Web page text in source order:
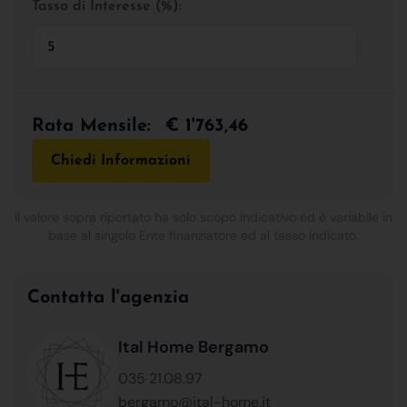
Tasso di Interesse (%):
Rata Mensile: € 1'763,46
Chiedi Informazioni
Contatta l'agenzia
Ital Home Bergamo
035 21.08.97
bergamo@ital-home.it